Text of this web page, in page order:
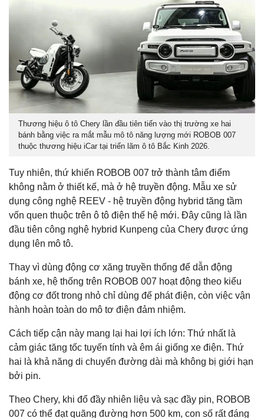
Thương hiệu ô tô Chery lần đầu tiên tiến vào thị trường xe hai
bánh bằng việc ra mắt mẫu mô tô năng lượng mới ROBOB 007
thuộc thương hiệu iCar tại triển lãm ô tô Bắc Kinh 2026.
Tuy nhiên, thứ khiến ROBOB 007 trở thành tâm điểm
không nằm ở thiết kế, mà ở hệ truyền động. Mẫu xe sử
dụng công nghệ REEV - hệ truyền động hybrid tăng tầm
vốn quen thuộc trên ô tô điện thế hệ mới. Đây cũng là lần
đầu tiên công nghệ hybrid Kunpeng của Chery được ứng
dụng lên mô tô.
Thay vì dùng động cơ xăng truyền thống để dẫn động
bánh xe, hệ thống trên ROBOB 007 hoạt động theo kiểu
động cơ đốt trong nhỏ chỉ dùng để phát điện, còn việc vận
hành hoàn toàn do mô tơ điện đảm nhiệm.
Cách tiếp cận này mang lại hai lợi ích lớn: Thứ nhất là
cảm giác tăng tốc tuyến tính và êm ái giống xe điện. Thứ
hai là khả năng di chuyển đường dài mà không bị giới hạn
bởi pin.
Theo Chery, khi đổ đầy nhiên liệu và sạc đầy pin, ROBOB
007 có thể đạt quãng đường hơn 500 km, con số rất đáng